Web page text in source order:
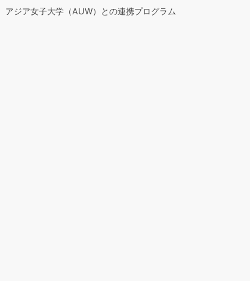
アジア女子大学（AUW）との連携プログラム